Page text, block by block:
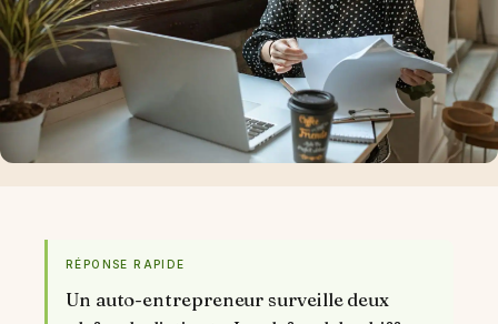
RÉPONSE RAPIDE
Un auto-entrepreneur surveille deux